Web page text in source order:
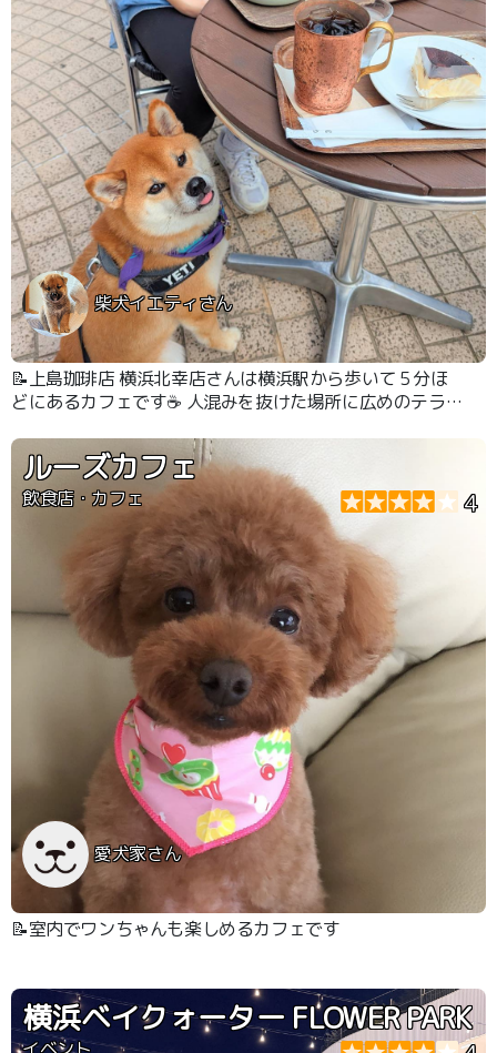
柴犬イエティさん
📝上島珈琲店 横浜北幸店さんは横浜駅から歩いて５分ほ
どにあるカフェです☕️ 人混みを抜けた場所に広めのテラス
ける空間でした👍
ルーズカフェ
飲食店・カフェ 4
愛犬家さん
📝室内でワンちゃんも楽しめるカフェです
横浜ベイクォーター FLOWER PARK